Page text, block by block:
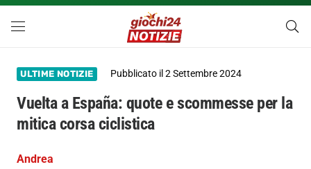
ULTIME NOTIZIE Pubblicato il2 Settembre 2024
Vuelta a España: quote e scommesse per la
mitica corsa ciclistica
Andrea